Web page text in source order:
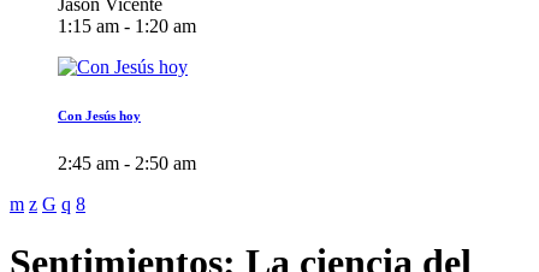
1:15 am - 1:20 am
Con Jesús hoy
2:45 am - 2:50 am
Sentimientos: La ciencia del